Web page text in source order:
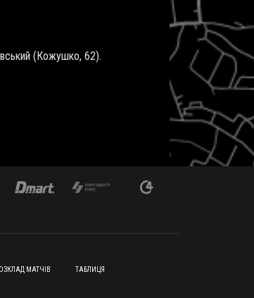
(Кожушко, 62).
МАТЧІВ ТАБЛИЦЯ